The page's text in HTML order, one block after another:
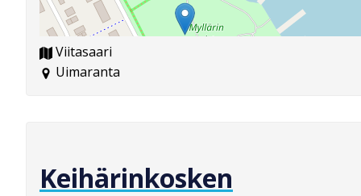
Viitasaari
Uimaranta
Keihärinkosken